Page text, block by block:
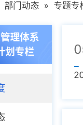
部门动态 » 专题专
理体系
划专栏